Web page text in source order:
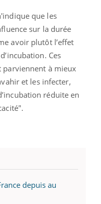
que les
sur la durée
avoir plutôt l’effet
Ces
parviennent à mieux
et les infecter,
réduite en
depuis au